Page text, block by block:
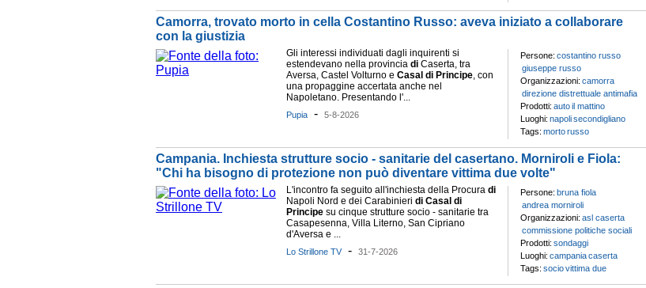
Camorra, trovato morto in cella Costantino Russo: aveva iniziato a collaborare
con la giustizia
Gli interessi individuati dagli inquirenti si
estendevano nella provincia di Caserta, tra
Aversa, Castel Volturno e Casal di Principe, con
una propaggine accertata anche nel
Napoletano. Presentando l'...
Pupia - 5-8-2026
Persone: costantino russo
giuseppe russo
Organizzazioni: camorra
direzione distrettuale antimafia
Prodotti: autoil mattino
Luoghi: napolisecondigliano
Tags: mortorusso
Campania. Inchiesta strutture socio - sanitarie del casertano. Morniroli e Fiola:
"Chi ha bisogno di protezione non può diventare vittima due volte"
L'incontro fa seguito all'inchiesta della Procura di
Napoli Nord e dei Carabinieri di Casal di
Principe su cinque strutture socio - sanitarie tra
Casapesenna, Villa Literno, San Cipriano
d'Aversa e ...
Lo Strillone TV- 31-7-2026
Persone: bruna fiola
andrea morniroli
Organizzazioni: asl caserta
commissione politiche sociali
Prodotti: sondaggi
Luoghi: campaniacaserta
Tags: sociovittima due